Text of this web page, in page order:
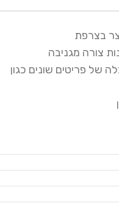
בצרפת
צורה מגניבה
של פריטים שונים כגון